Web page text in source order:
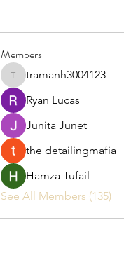
Members
tramanh3004123
tramanh3004123
Ryan Lucas
Junita Junet
the detailingmafia
Hamza Tufail
See All Members (135)